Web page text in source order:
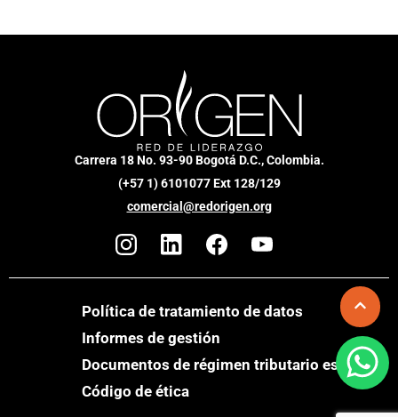
Carrera 18 No. 93-90 Bogotá D.C., Colombia.
(+57 1) 6101077 Ext 128/129
comercial@redorigen.org
Política de tratamiento de datos
Informes de gestión
Documentos de régimen tributario especial
Código de ética